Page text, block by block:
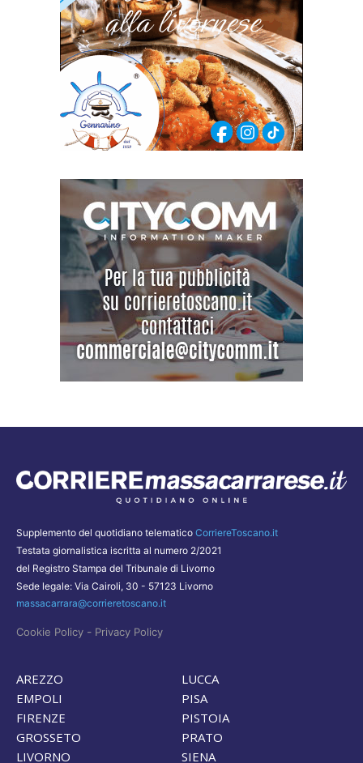
Supplemento del quotidiano telematico CorriereToscano.it
Testata giornalistica iscritta al numero 2/2021
del Registro Stampa del Tribunale di Livorno
Sede legale: Via Cairoli, 30 - 57123 Livorno
massacarrara@corrieretoscano.it
Cookie Policy - Privacy Policy
AREZZO
EMPOLI
FIRENZE
GROSSETO
LIVORNO
LUCCA
PISA
PISTOIA
PRATO
SIENA